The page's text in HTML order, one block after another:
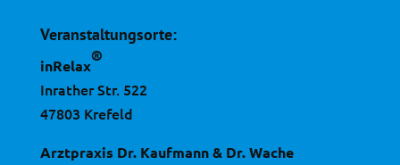
Veranstaltungsorte:
inRelax
®
Inrather Str. 522
47803 Krefeld
Arztpraxis Dr. Kaufmann & Dr. Wache